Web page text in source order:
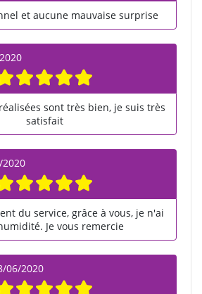
et aucune mauvaise surprise
sont très bien, je suis très
satisfait
du service, grâce à vous, je n'ai
Je vous remercie
06/2020